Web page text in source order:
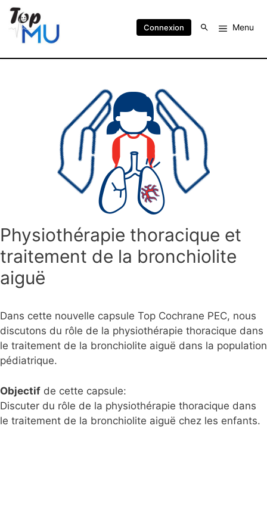
Connexion Menu
Physiothérapie thoracique et
traitement de la bronchiolite
aiguë
Dans cette nouvelle capsule Top Cochrane PEC, nous
discutons du rôle de la physiothérapie thoracique dans
le traitement de la bronchiolite aiguë dans la population
pédiatrique.
Objectif de cette capsule:
Discuter du rôle de la physiothérapie thoracique dans
le traitement de la bronchiolite aiguë chez les enfants.